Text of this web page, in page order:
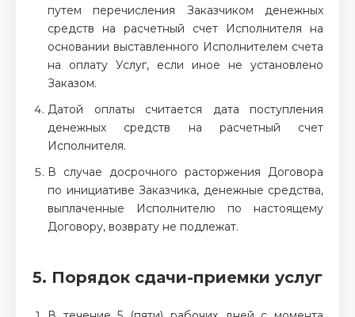
путем перечисления Заказчиком денежных
средств на расчетный счет Исполнителя на
основании выставленного Исполнителем счета
на оплату Услуг, если иное не установлено
Заказом.
Датой оплаты считается дата поступления
денежных средств на расчетный счет
Исполнителя.
В случае досрочного расторжения Договора
по инициативе Заказчика, денежные средства,
выплаченные Исполнителю по настоящему
Договору, возврату не подлежат.
5. Порядок сдачи-приемки услуг